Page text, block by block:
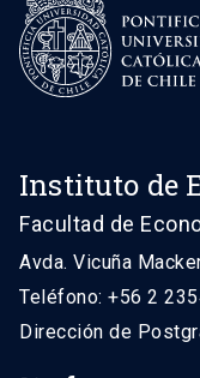
Instituto de
Facultad de
Avda. Vicuña
Teléfono: +56 2
Dirección de